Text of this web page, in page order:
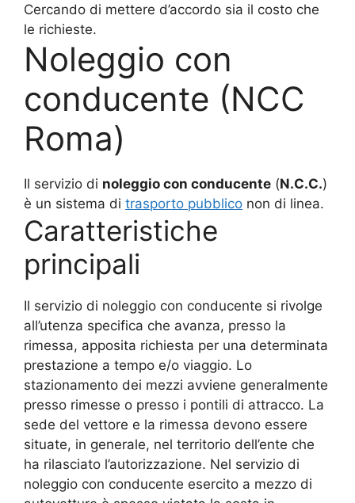
Cercando di mettere d’accordo sia il costo che
le richieste.
Noleggio con
conducente (NCC
Roma)
Il servizio di noleggio con conducente (N.C.C.)
è un sistema di trasporto pubblico non di linea.
Caratteristiche
principali
Il servizio di noleggio con conducente si rivolge
all’utenza specifica che avanza, presso la
rimessa, apposita richiesta per una determinata
prestazione a tempo e/o viaggio. Lo
stazionamento dei mezzi avviene generalmente
presso rimesse o presso i pontili di attracco. La
sede del vettore e la rimessa devono essere
situate, in generale, nel territorio dell’ente che
ha rilasciato l’autorizzazione. Nel servizio di
noleggio con conducente esercito a mezzo di